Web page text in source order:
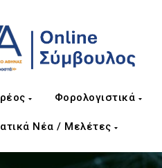
Φορολογιστικά
Νέα / Μελέτες